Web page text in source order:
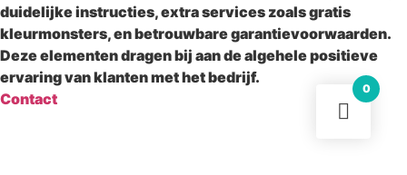
duidelijke instructies, extra services zoals gratis
kleurmonsters, en betrouwbare garantievoorwaarden.
Deze elementen dragen bij aan de algehele positieve
ervaring van klanten met het bedrijf.
Contact
0